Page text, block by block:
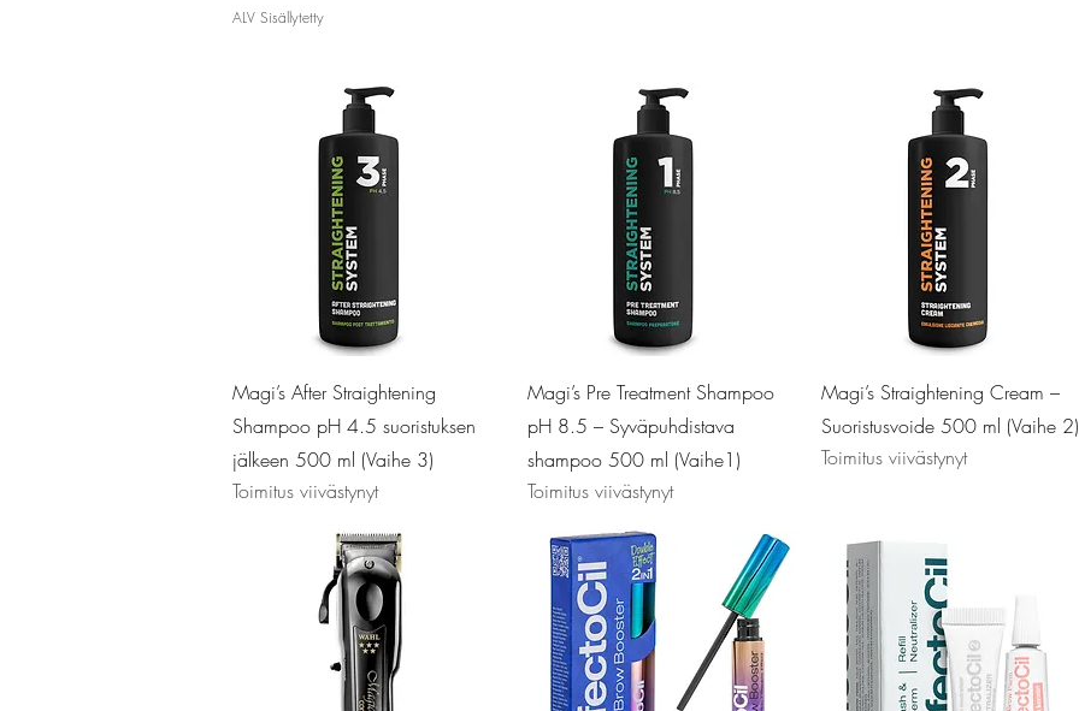
ALV Sisällytetty
Pikakatselu
Magi’s After Straightening
Shampoo pH 4.5 suoristuksen
jälkeen 500 ml (Vaihe 3)
Toimitus viivästynyt
Pikakatselu
Magi’s Pre Treatment Shampoo
pH 8.5 – Syväpuhdistava
shampoo 500 ml (Vaihe1)
Toimitus viivästynyt
Pikakatselu
Magi’s Straightening Cream –
Suoristusvoide 500 ml (Vaihe 2)
Toimitus viivästynyt